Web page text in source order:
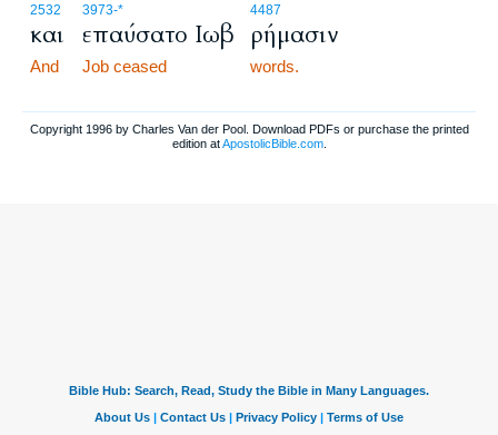
2532
και
And
3973-*
επαύσατο Ιωβ
Job ceased
4487
ρήμασιν
words.
Copyright 1996 by Charles Van der Pool. Download PDFs or purchase the printed
edition atApostolicBible.com.